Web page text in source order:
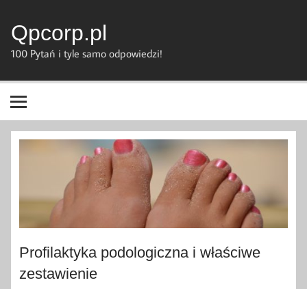
content
Qpcorp.pl
100 Pytań i tyle samo odpowiedzi!
Profilaktyka podologiczna i właściwe
zestawienie